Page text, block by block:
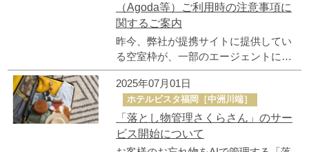
（Agoda等）ご利用時の注意事項に
関するご案内
昨今、弊社が提携サイトに提供してい
る空室枠が、一部のエージェントによ
る海外予約サイト（Agoda等）への転売
によりトラブルが発生しています。
尚、ホテルビスタにおいては上記トラ
ブルが解消するまでの間、Agodaの直接
販売を一時停止します。 トラブル回避
のためにも、ホテルビスタ公式サイト
2025年07月01日
ホテルビスタ福岡［中洲川端］
「落とし物管理さくらさん」のサー
ビス開始について